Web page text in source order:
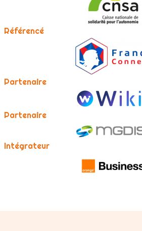
Référencé
Partenaire
Partenaire
Intégrateur